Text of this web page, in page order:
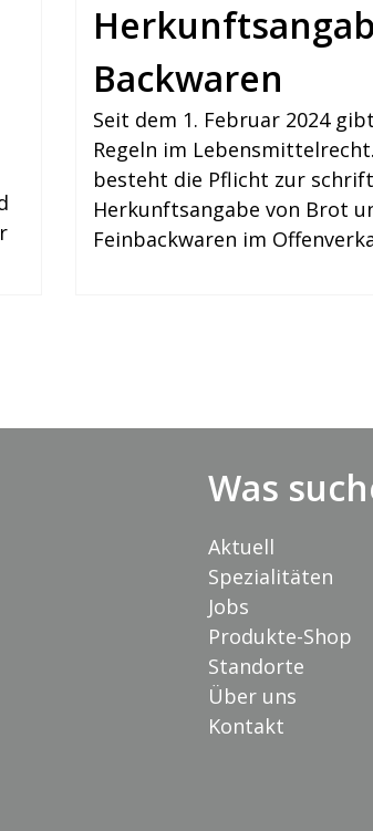
Backwaren
Seit dem 1. Februar 2024
Regeln im
besteht die Pflicht zur
Herkunftsangabe von Brot
Feinbackwaren im
Was
Aktuell
Spezialitäten
Jobs
Produkte-Shop
Standorte
Über uns
Kontakt